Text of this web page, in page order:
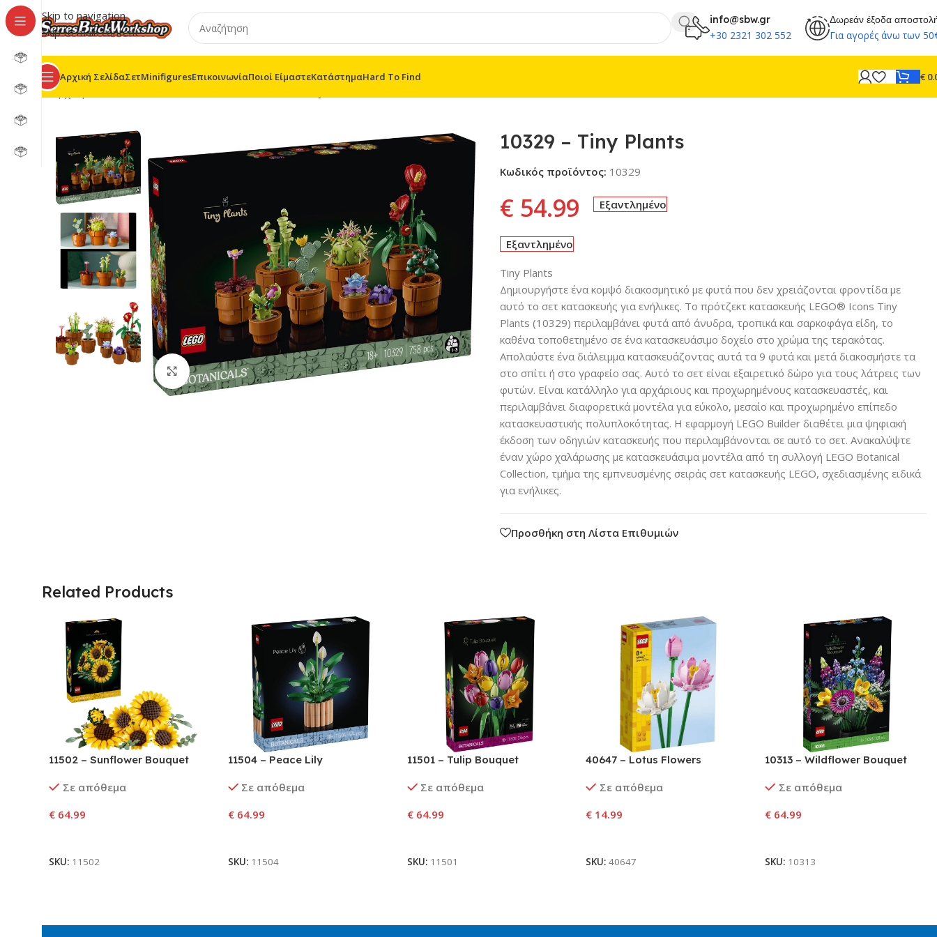
Skip to navigation
Skip to main content
info@sbw.gr
+30 2321 302 552
Δωρεάν έξοδα
Για αγορές άνω των
Αρχική ΣελίδαΣετMinifiguresΕπικοινωνίαΠοιοί ΕίμαστεΚατάστημαHard To Find €
Αρχική σελίδα
Click to enlarge
10329 – Tiny Plants
Κωδικός προϊόντος: 10329
€54.99 Εξαντλημένο
Εξαντλημένο
Tiny Plants
Δημιουργήστε ένα κομψό διακοσμητικό με φυτά που δεν χρειάζονται φροντίδα με
αυτό το σετ κατασκευής για ενήλικες. Το πρότζεκτ κατασκευής LEGO® Icons Tiny
Plants (10329) περιλαμβάνει φυτά από άνυδρα, τροπικά και σαρκοφάγα είδη, το
καθένα τοποθετημένο σε ένα κατασκευάσιμο δοχείο στο χρώμα της τερακότας.
Απολαύστε ένα διάλειμμα κατασκευάζοντας αυτά τα 9 φυτά και μετά διακοσμήστε τα
στο σπίτι ή στο γραφείο σας. Αυτό το σετ είναι εξαιρετικό δώρο για τους λάτρεις των
φυτών. Είναι κατάλληλο για αρχάριους και προχωρημένους κατασκευαστές, και
περιλαμβάνει διαφορετικά μοντέλα για εύκολο, μεσαίο και προχωρημένο επίπεδο
κατασκευαστικής πολυπλοκότητας. Η εφαρμογή LEGO Builder διαθέτει μια ψηφιακή
έκδοση των οδηγιών κατασκευής που περιλαμβάνονται σε αυτό το σετ. Ανακαλύψτε
έναν χώρο χαλάρωσης με κατασκευάσιμα μοντέλα από τη συλλογή LEGO Botanical
Collection, τμήμα της εμπνευσμένης σειράς σετ κατασκευής LEGO, σχεδιασμένης ειδικά
για ενήλικες.
Προσθήκη στη Λίστα Επιθυμιών
Related Products
11502 – Sunflower Bouquet
Σε απόθεμα
€ 64.99
SKU: 11502
11504 – Peace Lily
Σε απόθεμα
€64.99
SKU: 11504
11501 – Tulip Bouquet
Σε απόθεμα
€64.99
SKU: 11501
40647 – Lotus Flowers
Σε απόθεμα
€ 14.99
SKU:40647
10313 – Wildflower Bouquet
Σε απόθεμα
€ 64.99
SKU: 10313